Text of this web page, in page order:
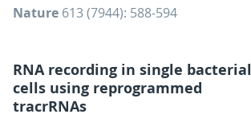
Nature 613 (7944): 588-594
RNA recording in single bacterial
cells using reprogrammed
tracrRNAs